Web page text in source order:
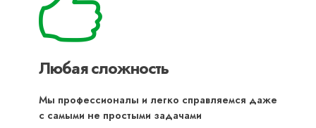
Любая сложность
Мы профессионалы и легко справляемся даже
с самыми не простыми задачами